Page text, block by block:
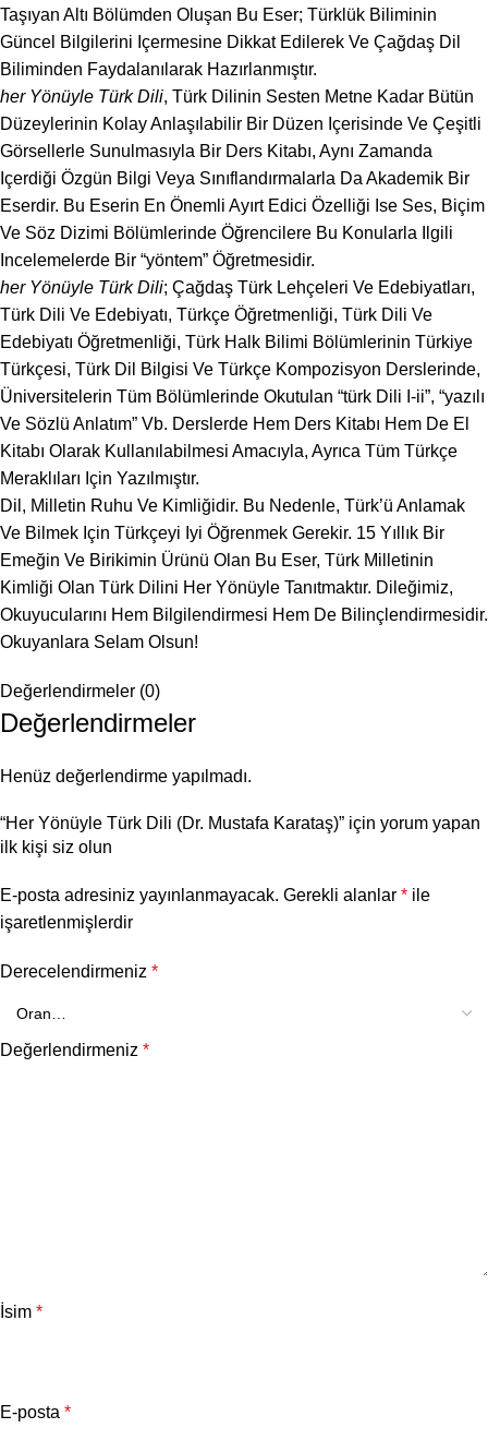
Taşıyan Altı Bölümden Oluşan Bu Eser; Türklük Biliminin
Güncel Bilgilerini Içermesine Dikkat Edilerek Ve Çağdaş Dil
Biliminden Faydalanılarak Hazırlanmıştır.
her Yönüyle Türk Dili, Türk Dilinin Sesten Metne Kadar Bütün
Düzeylerinin Kolay Anlaşılabilir Bir Düzen Içerisinde Ve Çeşitli
Görsellerle Sunulmasıyla Bir Ders Kitabı, Aynı Zamanda
Içerdiği Özgün Bilgi Veya Sınıflandırmalarla Da Akademik Bir
Eserdir. Bu Eserin En Önemli Ayırt Edici Özelliği Ise Ses, Biçim
Ve Söz Dizimi Bölümlerinde Öğrencilere Bu Konularla Ilgili
Incelemelerde Bir “yöntem” Öğretmesidir.
her Yönüyle Türk Dili; Çağdaş Türk Lehçeleri Ve Edebiyatları,
Türk Dili Ve Edebiyatı, Türkçe Öğretmenliği, Türk Dili Ve
Edebiyatı Öğretmenliği, Türk Halk Bilimi Bölümlerinin Türkiye
Türkçesi, Türk Dil Bilgisi Ve Türkçe Kompozisyon Derslerinde,
Üniversitelerin Tüm Bölümlerinde Okutulan “türk Dili I-ii”, “yazılı
Ve Sözlü Anlatım” Vb. Derslerde Hem Ders Kitabı Hem De El
Kitabı Olarak Kullanılabilmesi Amacıyla, Ayrıca Tüm Türkçe
Meraklıları Için Yazılmıştır.
Dil, Milletin Ruhu Ve Kimliğidir. Bu Nedenle, Türk’ü Anlamak
Ve Bilmek Için Türkçeyi Iyi Öğrenmek Gerekir. 15 Yıllık Bir
Emeğin Ve Birikimin Ürünü Olan Bu Eser, Türk Milletinin
Kimliği Olan Türk Dilini Her Yönüyle Tanıtmaktır. Dileğimiz,
Okuyucularını Hem Bilgilendirmesi Hem De Bilinçlendirmesidir.
Okuyanlara Selam Olsun!
Değerlendirmeler (0)
Değerlendirmeler
Henüz değerlendirme yapılmadı.
“Her Yönüyle Türk Dili (Dr. Mustafa Karataş)” için yorum yapan
ilk kişi siz olun
E-posta adresiniz yayınlanmayacak. Gerekli alanlar * ile
işaretlenmişlerdir
Derecelendirmeniz *
Değerlendirmeniz *
İsim *
E-posta *